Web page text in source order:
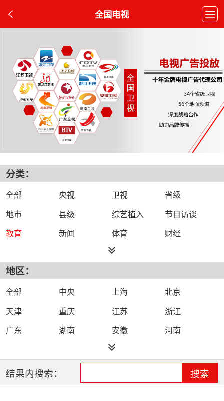
全国电视
分类：
全部 央视 卫视
省级
地市
县级 综艺植入
节目访谈
教育
新闻 体育
财经
科技
都市
文化
文艺 娱乐
影视
电影
生活 电视剧
综合
时尚
民生 IPTV智能电视
数字电视
站）
地区：
全部 中央 上海
北京
天津
重庆 江苏
浙江
广东
湖南 安徽
河南
四川
辽宁
山西
海南 陕西
甘肃
结果内搜索： 搜索